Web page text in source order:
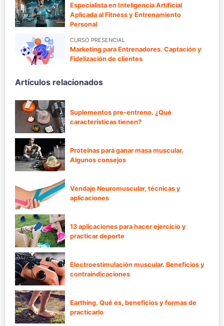
Especialista en Inteligencia Artificial
Aplicada al Fitness y Entrenamiento
Personal
CURSO PRESENCIAL
Marketing para Entrenadores. Captación y
Fidelización de clientes
Artículos relacionados
Suplementos pre-entreno. ¿Qué
características tienen?
Proteínas para ganar masa muscular.
Algunos consejos
Vendaje Neuromuscular, técnicas y
aplicaciones
13 aplicaciones para hacer ejercicio y
practicar deporte
Electroestimulación muscular. Beneficios y
contraindicaciones
Earthing. Qué es, beneficios y formas de
practicarlo